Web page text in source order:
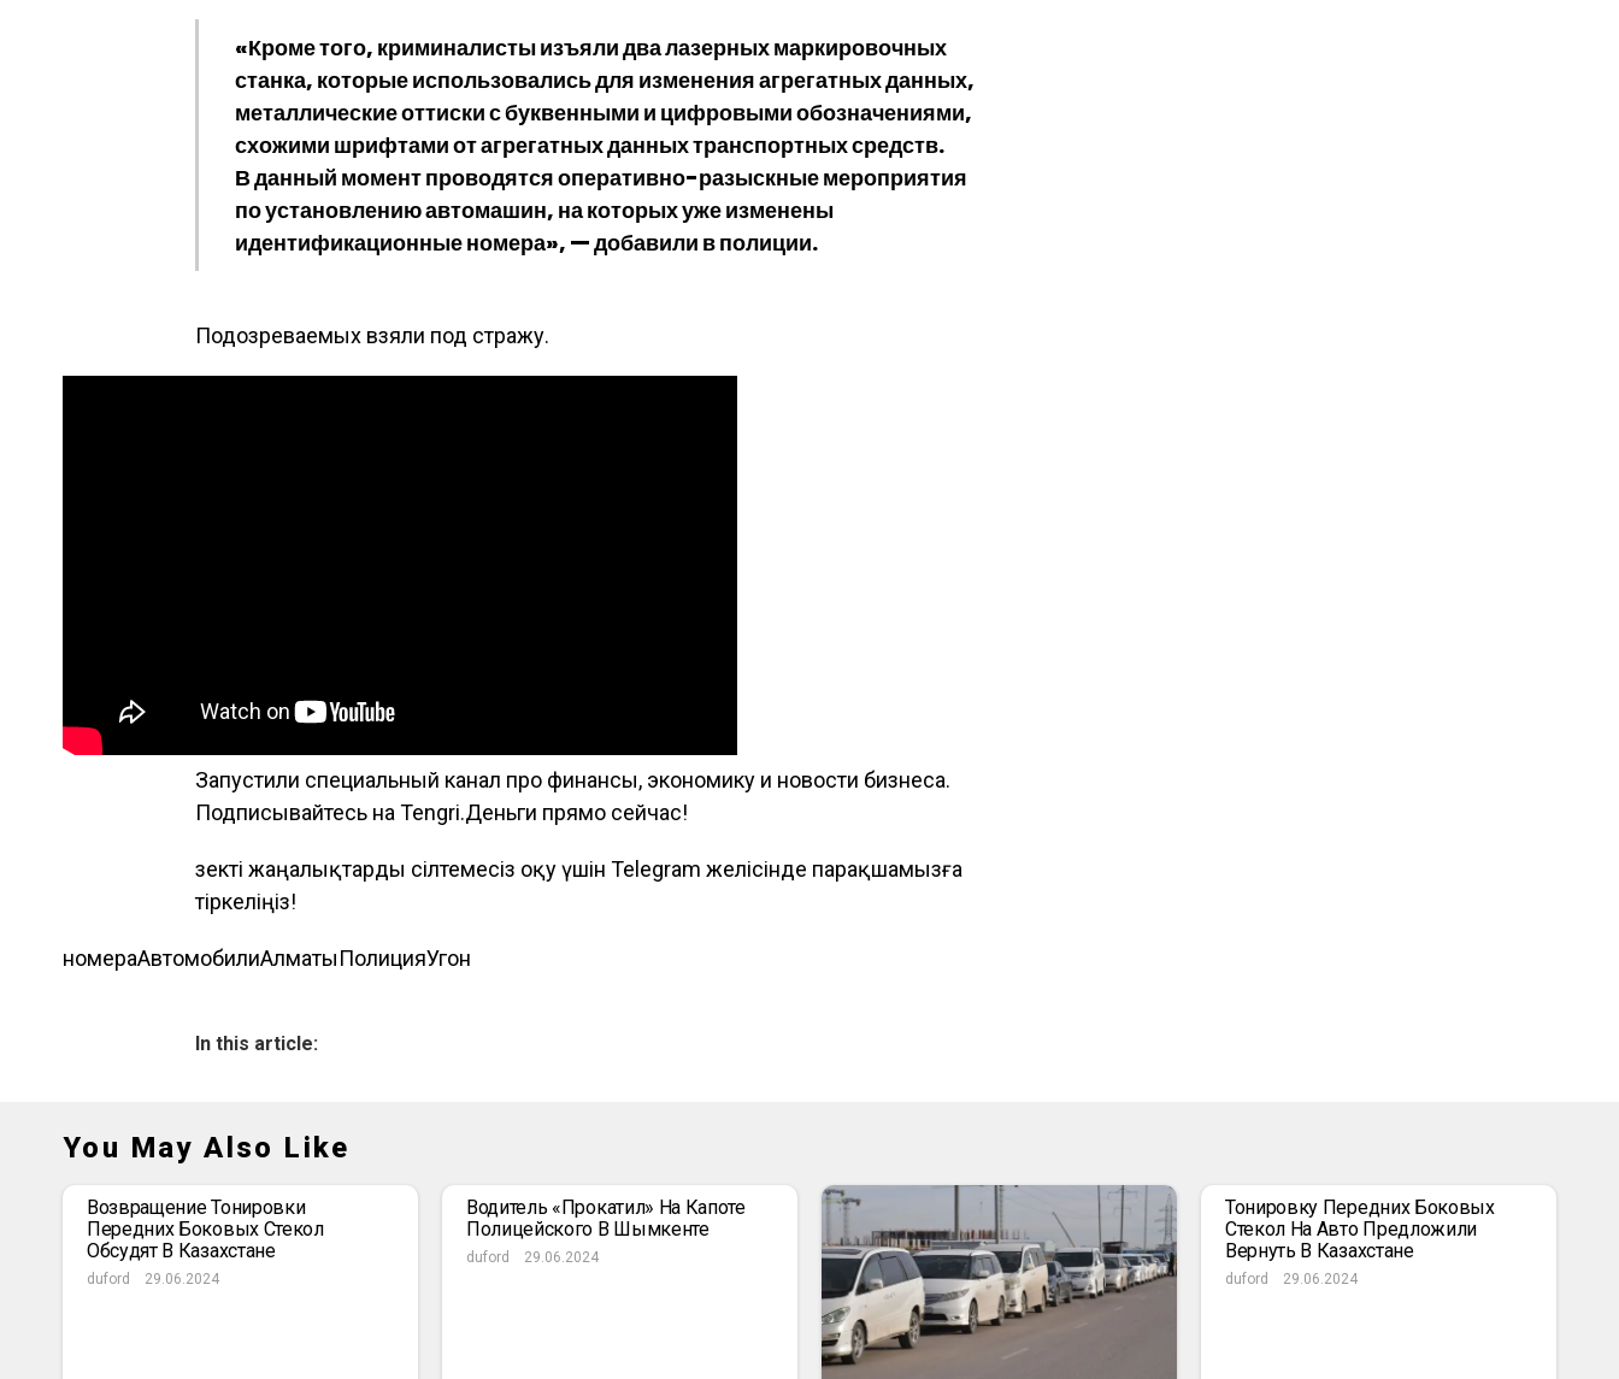
«Кроме того, криминалисты изъяли два лазерных маркировочных
станка, которые использовались для изменения агрегатных данных,
металлические оттиски с буквенными и цифровыми обозначениями,
схожими шрифтами от агрегатных данных транспортных средств.
В данный момент проводятся оперативно-разыскные мероприятия
по установлению автомашин, на которых уже изменены
идентификационные номера», — добавили в полиции.
Подозреваемых взяли под стражу.
Запустили специальный канал про финансы, экономику и новости бизнеса.
Подписывайтесь на Tengri.Деньги прямо сейчас!
Өзекті жаңалықтарды сілтемесіз оқу үшін Telegram желісінде парақшамызға
тіркеліңіз!
номераАвтомобилиАлматыПолицияУгон
In this article:
You May Also Like
Возвращение Тонировки
Передних Боковых Стекол
Обсудят В Казахстане
duford 29.06.2024
Водитель «прокатил» На Капоте
Полицейского В Шымкенте
duford 29.06.2024
Тонировку Передних Боковых
Стекол На Авто Предложили
Вернуть В Казахстане
duford 29.06.2024